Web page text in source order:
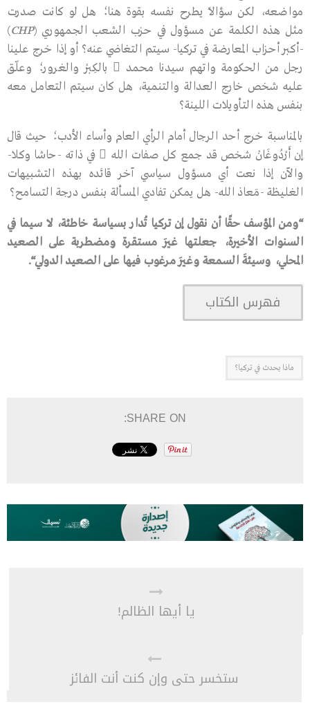
مواضعه، لكن سؤالًا يطرح نفسه بقوة هنا؛ هل لو كانت صدرت
مثل هذه الكلمة عن مسؤول في حزب الشعب الجمهوري (CHP
)
-أكبر أحزاب المعارضة في تركيا- سيتم التغاضي عنه؟ أو إذا خرج علينا
رجل من الحكومة واتهم سيدنا محمد  بالكِبْر والغرور؛ وعلّق
عليه شخص خارج العدالة والتنمية، هل كان سيتم التعامل معه
بنفس هذه التأويلات اللينة؟
بالمناسبة خرج أحد الرجال أمام الرأي العام وأساء الأدب؛ حيث قال
إن أَرْدُوغَانْ شخص قد جمع كل صفات الله  في ذاته -حاشا وكلا-
والآن إذا نعت أي مسؤول سياسي آخر قائده بهذه التشبيهات
الغليظة -مَعاذ الله- هل يمكن تفادي المسألة بنفس درجة التسامح؟
“ومن المؤسف حقًا أن نقول إن تركيا تُدار بسياسة خاطئة، لا سيما في
السنوات الأخيرة، جعلتها غيرَ مستقرة ومضطربة على الصعيد
المحلي، وسيئةَ السمعة وغيرَمرغوب فيها على الصعيد الدولي“.
فهرس الكتاب
ماذا يحدث في تركيا؟
SHARE ON:
يا أيها الظالم!
ستخسر حتى وإن كنت أنت الفائز